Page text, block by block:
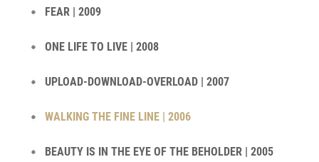
FEAR | 2009
ONE LIFE TO LIVE | 2008
UPLOAD-DOWNLOAD-OVERLOAD | 2007
WALKING THE FINE LINE | 2006
BEAUTY IS IN THE EYE OF THE BEHOLDER | 2005